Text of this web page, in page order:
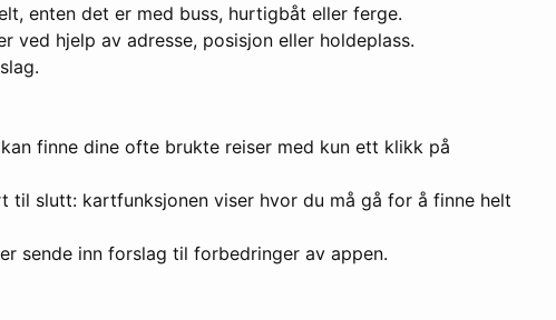
enten det er med buss, hurtigbåt eller ferge.
ved hjelp av adresse, posisjon eller holdeplass.
finne dine ofte brukte reiser med kun ett klikk på
til slutt: kartfunksjonen viser hvor du må gå for å finne helt
sende inn forslag til forbedringer av appen.